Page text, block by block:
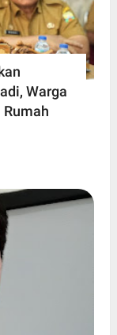
Warga